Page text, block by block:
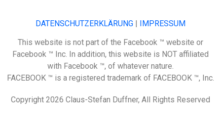
DATENSCHUTZERKLÄRUNG | IMPRESSUM
This website is not part of the Facebook ™ website or
Facebook ™ Inc. In addition, this website is NOT affiliated
with Facebook ™, of whatever nature.
FACEBOOK ™ is a registered trademark of FACEBOOK ™, Inc.
Copyright 2026 Claus-Stefan Duffner, All Rights Reserved